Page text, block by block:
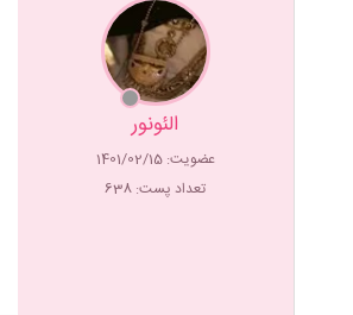
الئونور
عضویت: 1401/02/15
تعداد پست: 638